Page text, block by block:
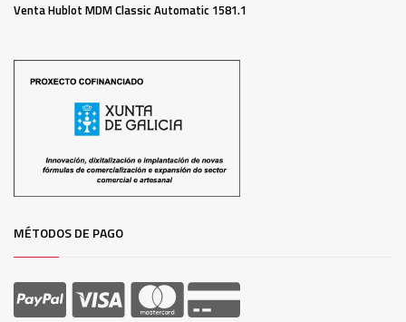
Venta Hublot MDM Classic Automatic 1581.1
MÉTODOS DE PAGO